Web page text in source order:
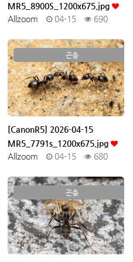
MR5_8900S_1200x675.jpg
Allzoom
04-15 690
곤충
[CanonR5] 2026-04-15
MR5_7791s_1200x675.jpg
Allzoom
04-15 680
곤충